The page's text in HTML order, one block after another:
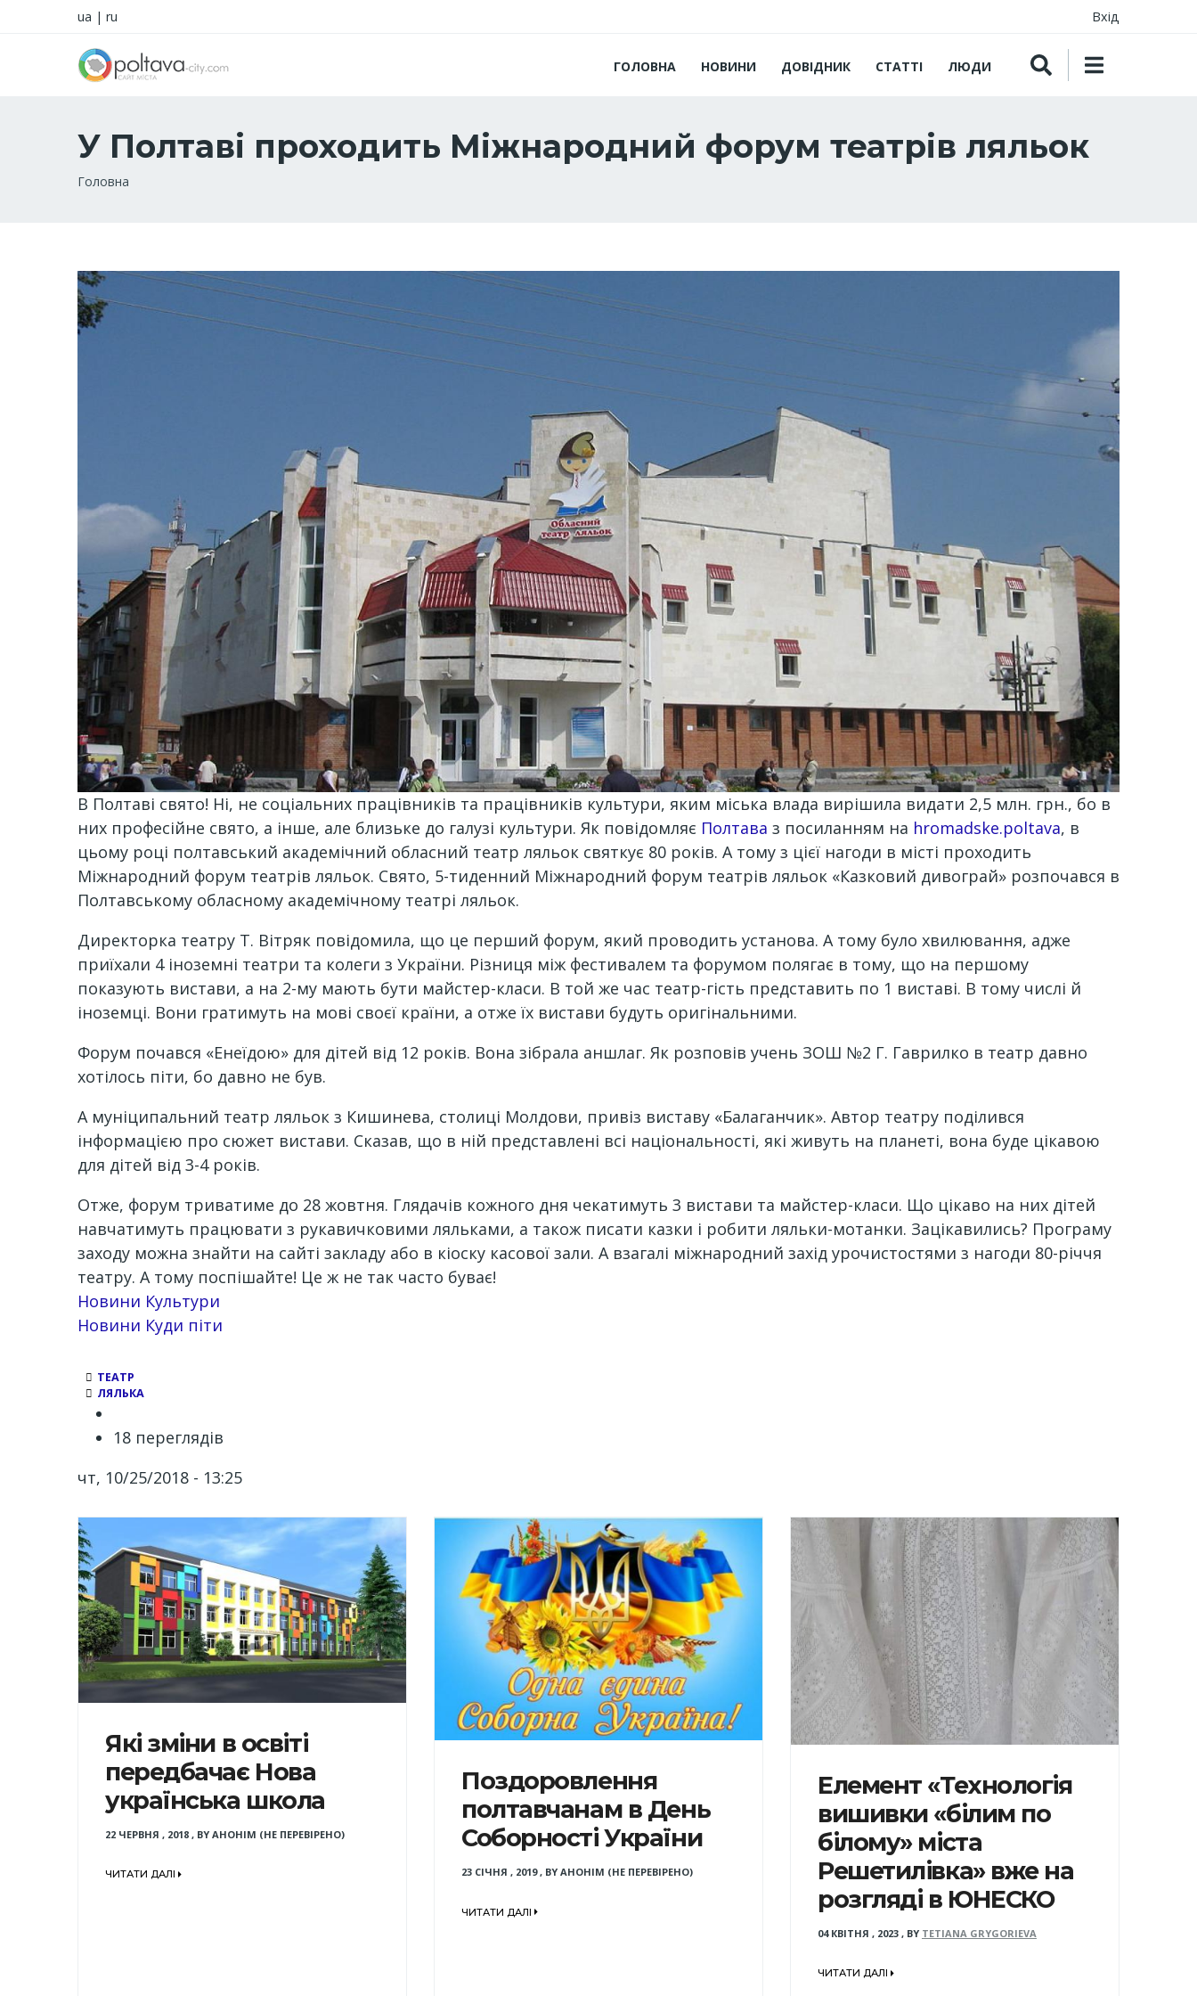
ua | ru Вхід
ГОЛОВНА НОВИНИ ДОВІДНИК СТАТТІ ЛЮДИ
У Полтаві проходить Міжнародний форум театрів ляльок
Рядок
Головна
В Полтаві свято! Ні, не соціальних працівників та працівників культури, яким міська влада вирішила видати 2,5 млн. грн., бо в
них професійне свято, а інше, але близьке до галузі культури. Як повідомляє Полтава з посиланням на hromadske.poltava, в
цьому році полтавський академічний обласний театр ляльок святкує 80 років. А тому з цієї нагоди в місті проходить
Міжнародний форум театрів ляльок. Свято, 5-тиденний Міжнародний форум театрів ляльок «Казковий дивограй» розпочався в
Полтавському обласному академічному театрі ляльок.
Директорка театру Т. Вітряк повідомила, що це перший форум, який проводить установа. А тому було хвилювання, адже
приїхали 4 іноземні театри та колеги з України. Різниця між фестивалем та форумом полягає в тому, що на першому
показують вистави, а на 2-му мають бути майстер-класи. В той же час театр-гість представить по 1 виставі. В тому числі й
іноземці. Вони гратимуть на мові своєї країни, а отже їх вистави будуть оригінальними.
Форум почався «Енеїдою» для дітей від 12 років. Вона зібрала аншлаг. Як розповів учень ЗОШ №2 Г. Гаврилко в театр давно
хотілось піти, бо давно не був.
А муніципальний театр ляльок з Кишинева, столиці Молдови, привіз виставу «Балаганчик». Автор театру поділився
інформацією про сюжет вистави. Сказав, що в ній представлені всі національності, які живуть на планеті, вона буде цікавою
для дітей від 3-4 років.
Отже, форум триватиме до 28 жовтня. Глядачів кожного дня чекатимуть 3 вистави та майстер-класи. Що цікаво на них дітей
навчатимуть працювати з рукавичковими ляльками, а також писати казки і робити ляльки-мотанки. Зацікавились? Програму
заходу можна знайти на сайті закладу або в кіоску касової зали. А взагалі міжнародний захід урочистостями з нагоди 80-річчя
театру. А тому поспішайте! Це ж не так часто буває!
Новини Культури
Новини Куди піти
ТЕАТР
ЛЯЛЬКА
18 переглядів
чт, 10/25/2018 - 13:25
Які зміни в освіті
передбачає Нова
українська школа
22 ЧЕРВНЯ , 2018 , BY АНОНІМ (НЕ ПЕРЕВІРЕНО)
ЧИТАТИ ДАЛІ
Поздоровлення
полтавчанам в День
Соборності України
23 СІЧНЯ , 2019, BY АНОНІМ (НЕ ПЕРЕВІРЕНО)
ЧИТАТИ ДАЛІ
Елемент «Технологія
вишивки «білим по
білому» міста
Решетилівка» вже на
розгляді в ЮНЕСКО
04 КВІТНЯ , 2023, BY TETIANA GRYGORIEVA
ЧИТАТИ ДАЛІ